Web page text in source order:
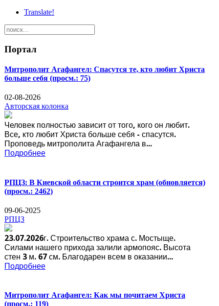
Translate!
Портал
Митрополит Агафангел: Спасутся те, кто любит Христа
больше себя (просм.: 75)
02-08-2026
Авторская колонка
Человек полностью зависит от того, кого он любит.
Все, кто любит Христа больше себя - спасутся.
Проповедь митрополита Агафангела в...
Подробнее
РПЦЗ: В Киевской области строится храм (обновляется)
(просм.: 2462)
09-06-2025
РПЦЗ
23.07.2026г. Строительство храма с. Мостыще.
Силами нашего прихода залили армопояс. Высота
стен 3 м. 67 см. Благодарен всем в оказании...
Подробнее
Митрополит Агафангел: Как мы почитаем Христа
(просм.: 119)